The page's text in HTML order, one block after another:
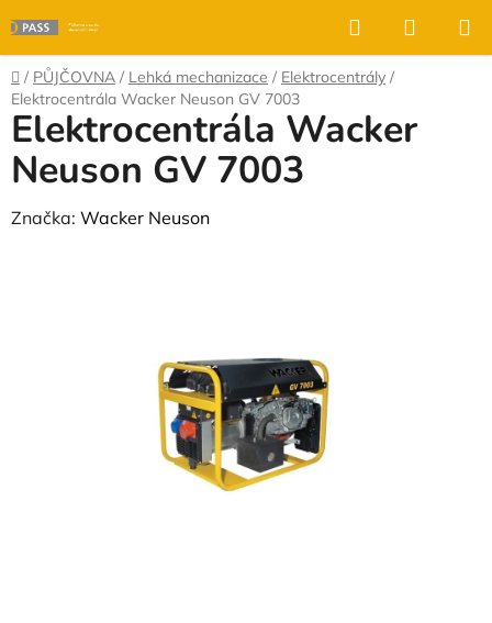
na
obsah
Hledat
KOŠÍK
Domů
/ PŮJČOVNA / Lehká mechanizace / Elektrocentrály /
Elektrocentrála Wacker Neuson GV 7003
Elektrocentrála Wacker
Neuson GV 7003
Značka: Wacker Neuson